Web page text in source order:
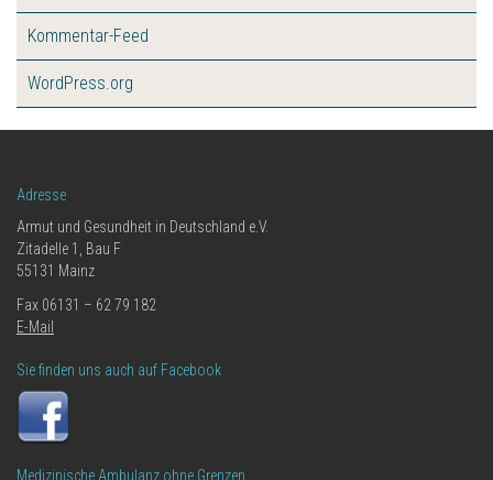
Kommentar-Feed
WordPress.org
Adresse
Armut und Gesundheit in Deutschland e.V.
Zitadelle 1, Bau F
55131 Mainz
Fax 06131 – 62 79 182
E-Mail
Sie finden uns auch auf Facebook
Medizinische Ambulanz ohne Grenzen